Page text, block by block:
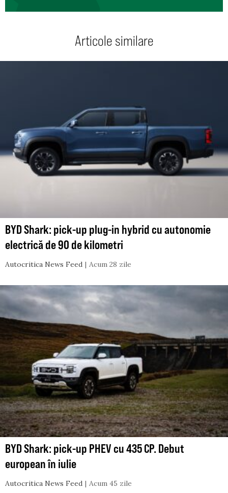
Articole similare
BYD Shark: pick-up plug-in hybrid cu autonomie
electrică de 90 de kilometri
Autocritica News Feed Acum 28 zile
BYD Shark: pick-up PHEV cu 435 CP. Debut
european în iulie
Autocritica News Feed Acum 45 zile